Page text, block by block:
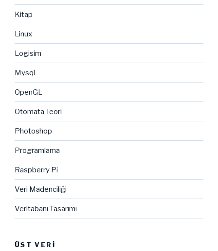
Kitap
Linux
Logisim
Mysql
OpenGL
Otomata Teori
Photoshop
Programlama
Raspberry Pi
Veri Madenciliği
Veritabanı Tasarımı
ÜST VERI